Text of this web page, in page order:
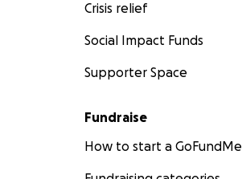
Crisis relief
Social Impact Funds
Supporter Space
Fundraise
How to start a GoFundMe